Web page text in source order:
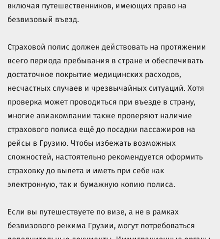
включая путешественников, имеющих право на
безвизовый въезд.
Страховой полис должен действовать на протяжении
всего периода пребывания в стране и обеспечивать
достаточное покрытие медицинских расходов,
несчастных случаев и чрезвычайных ситуаций. Хотя
проверка может проводиться при въезде в страну,
многие авиакомпании также проверяют наличие
страхового полиса ещё до посадки пассажиров на
рейсы в Грузию. Чтобы избежать возможных
сложностей, настоятельно рекомендуется оформить
страховку до вылета и иметь при себе как
электронную, так и бумажную копию полиса.
Если вы путешествуете по визе, а не в рамках
безвизового режима Грузии, могут потребоваться